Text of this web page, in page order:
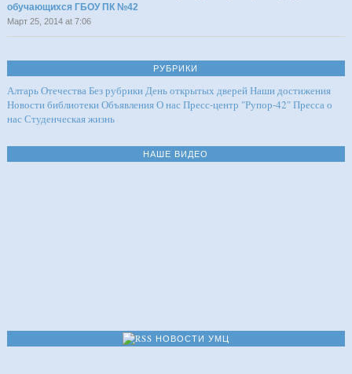
обучающихся ГБОУ ПК №42
Март 25, 2014 at 7:06
РУБРИКИ
Алтарь ОтечестваБез рубрикиДень открытых дверейНаши достижения
Новости библиотекиОбъявленияО насПресс-центр "Рупор-42"Пресса о
насСтуденческая жизнь
НАШЕ ВИДЕО
НОВОСТИ УМЦ